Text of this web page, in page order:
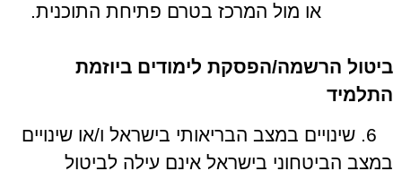
או מול המרכז בטרם פתיחת התוכנית.
ביטול הרשמה/הפסקת לימודים ביוזמת
התלמיד
6. שינויים במצב הבריאותי בישראל ו/או שינויים
במצב הביטחוני בישראל אינם עילה לביטול